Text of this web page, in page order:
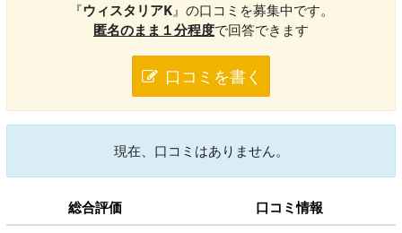
『ウィスタリアK』の口コミを募集中です。
匿名のまま１分程度で回答できます
口コミを書く
現在、口コミはありません。
総合評価 口コミ情報